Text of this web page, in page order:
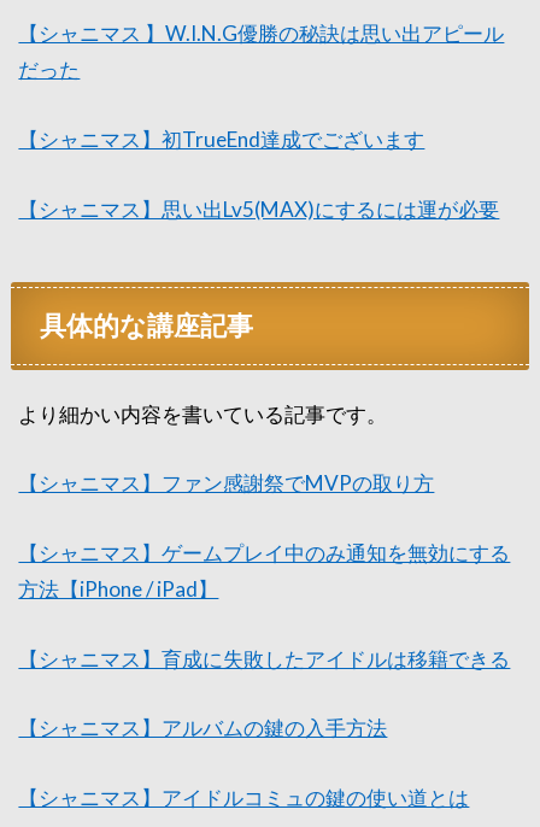
【シャニマス 】W.I.N.G優勝の秘訣は思い出アピール
だった
【シャニマス】初TrueEnd達成でございます
【シャニマス】思い出Lv5(MAX)にするには運が必要
具体的な講座記事
より細かい内容を書いている記事です。
【シャニマス】ファン感謝祭でMVPの取り方
【シャニマス】ゲームプレイ中のみ通知を無効にする
方法【iPhone / iPad】
【シャニマス】育成に失敗したアイドルは移籍できる
【シャニマス】アルバムの鍵の入手方法
【シャニマス】アイドルコミュの鍵の使い道とは